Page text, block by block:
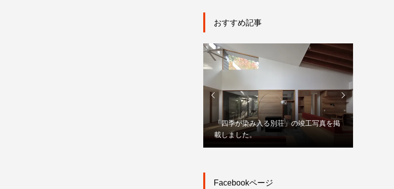
おすすめ記事

「四季が染み入る別荘」の竣工写真を掲
載しました。

Facebookページ